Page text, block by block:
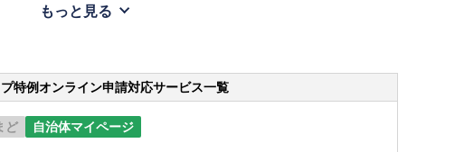
もっと見る
特例オンライン申請対応サービス一覧
ど 自治体マイページ